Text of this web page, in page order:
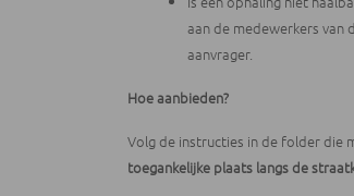
aan de medewerkers van
aanvrager.
Hoe aanbieden?
Volg de instructies in de folder die
toegankelijke plaats langs de